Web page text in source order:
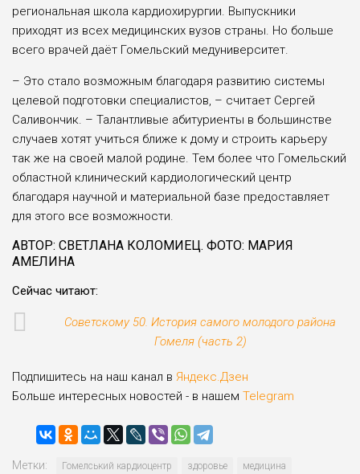
региональная школа кар­диохирургии. Выпускники
приходят из всех медицинских вузов страны. Но больше
всего врачей даёт Гомельский медуниверситет.
– Это стало возможным благода­ря развитию системы
целевой подго­товки специалистов, – считает Сер­гей
Саливончик. – Талантливые аби­туриенты в большинстве
случаев хо­тят учиться ближе к дому и строить карьеру
так же на своей малой роди­не. Тем более что Гомельский
област­ной клинический кардиологический центр
благодаря научной и материаль­ной базе предоставляет
для этого все возможности.
АВТОР: СВЕТЛАНА КОЛОМИЕЦ. ФОТО: МАРИЯ
АМЕЛИНА
Сейчас читают:
Советскому 50. История самого молодого района
Гомеля (часть 2)
Подпишитесь на наш канал в Яндекс.Дзен
Больше интересных новостей - в нашем Telegram
Метки: Гомелський кардиоцентр здоровье медицина